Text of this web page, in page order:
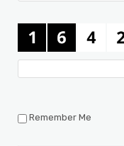
Remember Me